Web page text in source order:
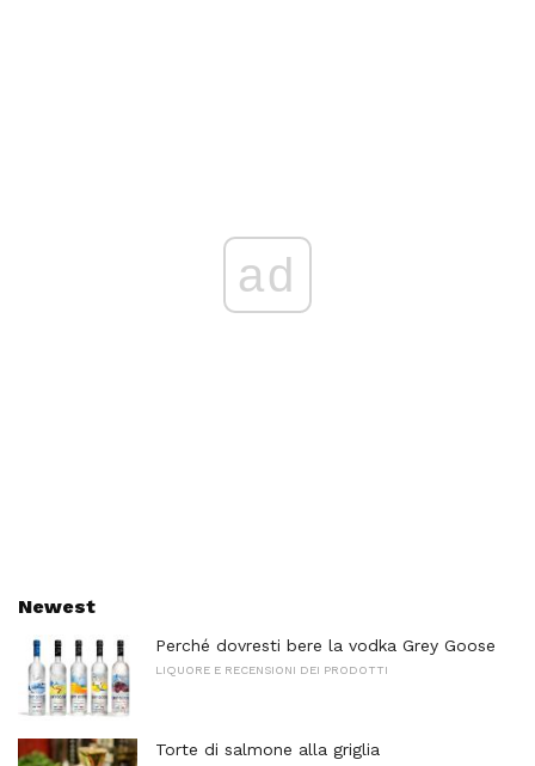
ad
Newest
Perché dovresti bere la vodka Grey Goose
LIQUORE E RECENSIONI DEI PRODOTTI
Torte di salmone alla griglia